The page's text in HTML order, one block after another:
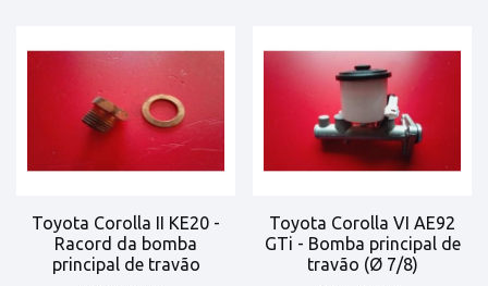
Toyota Corolla II KE20 -
Racord da bomba
principal de travão
Toyota Corolla VI AE92
GTi - Bomba principal de
travão (Ø 7/8)